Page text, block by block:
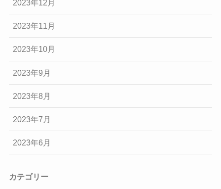
2023年12月
2023年11月
2023年10月
2023年9月
2023年8月
2023年7月
2023年6月
カテゴリー